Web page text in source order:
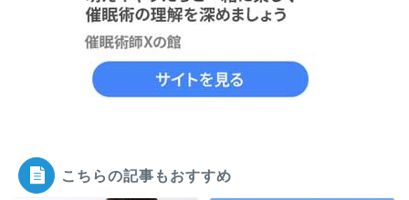
こちらの記事もおすすめ